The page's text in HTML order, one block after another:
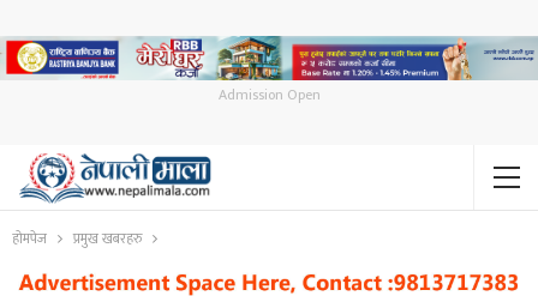
Admission Open
होमपेज प्रमुख खबरहरु